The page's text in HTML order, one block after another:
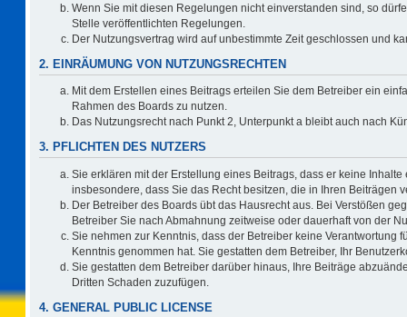
Wenn Sie mit diesen Regelungen nicht einverstanden sind, so
Stelle veröffentlichten Regelungen.
Der Nutzungsvertrag wird auf unbestimmte Zeit geschlossen und
2. EINRÄUMUNG VON NUTZUNGSRECHTEN
Mit dem Erstellen eines Beitrags erteilen Sie dem Betreiber ein
Rahmen des Boards zu nutzen.
Das Nutzungsrecht nach Punkt 2, Unterpunkt a bleibt auch nach
3. PFLICHTEN DES NUTZERS
Sie erklären mit der Erstellung eines Beitrags, dass er keine
insbesondere, dass Sie das Recht besitzen, die in Ihren Beiträgen
Der Betreiber des Boards übt das Hausrecht aus. Bei Verstößen
Betreiber Sie nach Abmahnung zeitweise oder dauerhaft von der
Sie nehmen zur Kenntnis, dass der Betreiber keine Verantwortung
Kenntnis genommen hat. Sie gestatten dem Betreiber, Ihr
Sie gestatten dem Betreiber darüber hinaus, Ihre Beiträge
Dritten Schaden zuzufügen.
4. GENERAL PUBLIC LICENSE